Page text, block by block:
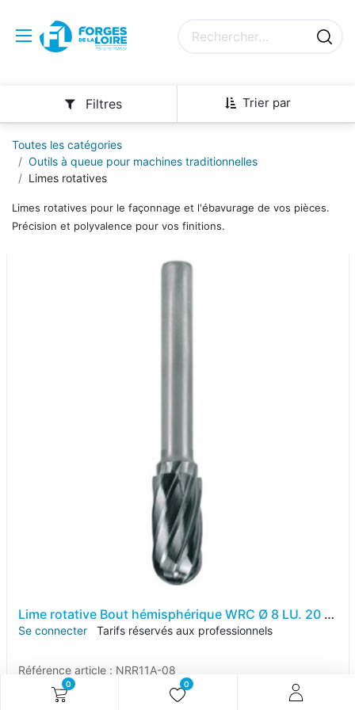
0 0
Trier par
Filtres
Toutes les catégories
Outils à queue pour machines traditionnelles
Limes rotatives
Limes rotatives pour le façonnage et l'ébavurage de vos pièces.
Précision et polyvalence pour vos finitions.
Lime rotative Bout hémisphérique WRC Ø 8 LU. 20 LT. 65 Q 6 Coupe alu.
Se connecter Tarifs réservés aux professionnels
Référence article : NRR11A-08